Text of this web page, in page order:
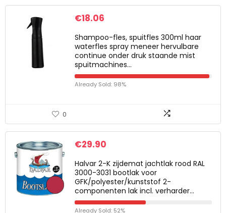
€18.06
Shampoo-fles, spuitfles 300ml haar
waterfles spray meneer hervulbare
continue onder druk staande mist
spuitmachines…
Already Sold: 98%
0
€29.90
Halvar 2-K zijdemat jachtlak rood RAL
3000-3031 bootlak voor
GFK/polyester/kunststof 2-
componenten lak incl. verharder…
Already Sold: 52%